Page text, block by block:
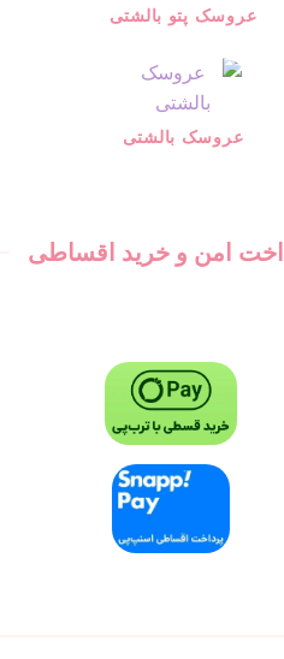
عروسک پتو بالشتی
عروسک بالشتی
امن و خرید اقساطی